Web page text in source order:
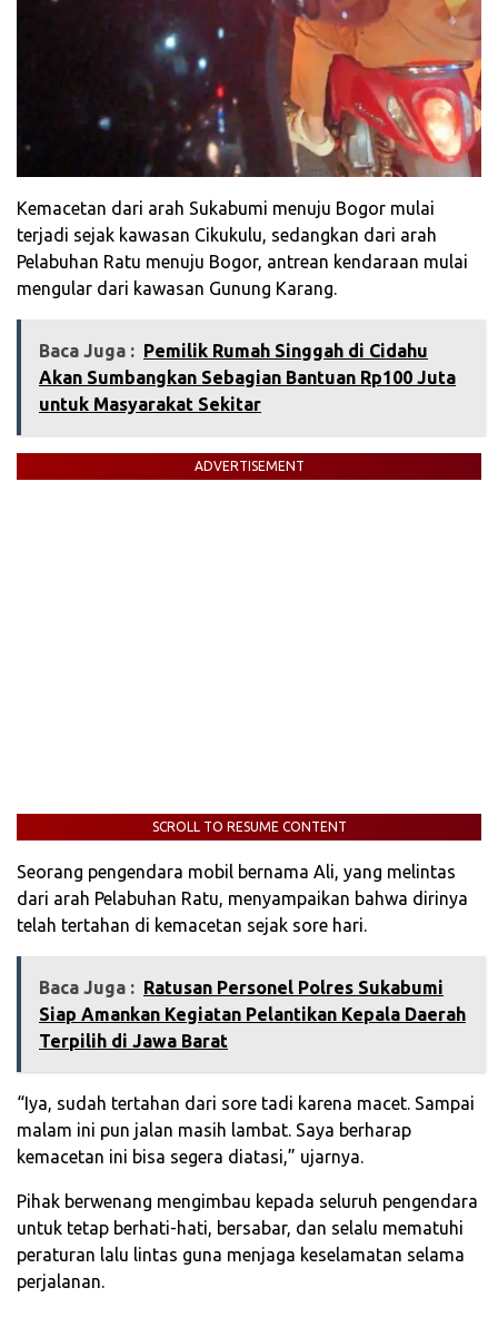
Kemacetan dari arah Sukabumi menuju Bogor mulai
terjadi sejak kawasan Cikukulu, sedangkan dari arah
Pelabuhan Ratu menuju Bogor, antrean kendaraan mulai
mengular dari kawasan Gunung Karang.
Baca Juga : ‎‎‎Pemilik Rumah Singgah di Cidahu
Akan Sumbangkan Sebagian Bantuan Rp100 Juta
untuk Masyarakat Sekitar‎‎
ADVERTISEMENT
SCROLL TO RESUME CONTENT
Seorang pengendara mobil bernama Ali, yang melintas
dari arah Pelabuhan Ratu, menyampaikan bahwa dirinya
telah tertahan di kemacetan sejak sore hari.
Baca Juga : Ratusan Personel Polres Sukabumi
Siap Amankan Kegiatan Pelantikan Kepala Daerah
Terpilih di Jawa Barat
“Iya, sudah tertahan dari sore tadi karena macet. Sampai
malam ini pun jalan masih lambat. Saya berharap
kemacetan ini bisa segera diatasi,” ujarnya.
Pihak berwenang mengimbau kepada seluruh pengendara
untuk tetap berhati-hati, bersabar, dan selalu mematuhi
peraturan lalu lintas guna menjaga keselamatan selama
perjalanan.